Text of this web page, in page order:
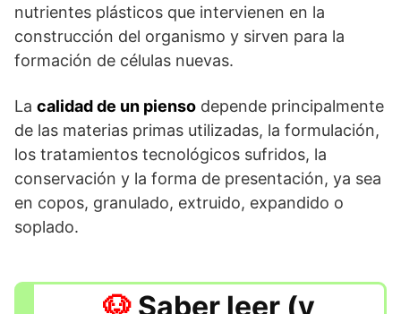
nutrientes plásticos que intervienen en la
construcción del organismo y sirven para la
formación de células nuevas.
La calidad de un pienso depende principalmente
de las materias primas utilizadas, la formulación,
los tratamientos tecnológicos sufridos, la
conservación y la forma de presentación, ya sea
en copos, granulado, extruido, expandido o
soplado.
Saber leer (y